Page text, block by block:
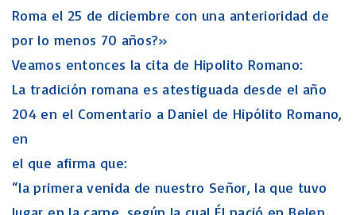
Roma el 25 de diciembre con una anterioridad de
por lo menos 70 años?»
Veamos entonces la cita de Hipolito Romano:
La tradición romana es atestiguada desde el año
204 en el Comentario a Daniel de Hipólito Romano,
en
el que afirma que:
“la primera venida de nuestro Señor, la que tuvo